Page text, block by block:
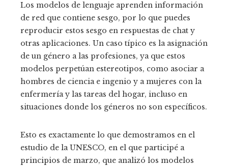
Los modelos de lenguaje aprenden información
de red que contiene sesgo, por lo que puedes
reproducir estos sesgo en respuestas de chat y
otras aplicaciones. Un caso típico es la asignación
de un género a las profesiones, ya que estos
modelos perpetúan estereotipos, como asociar a
hombres de ciencia e ingenio y a mujeres con la
enfermería y las tareas del hogar, incluso en
situaciones donde los géneros no son específicos.
Esto es exactamente lo que demostramos en el
estudio de la UNESCO, en el que participé a
principios de marzo, que analizó los modelos